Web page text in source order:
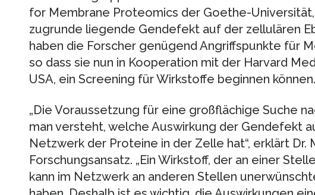
for Membrane Proteomics der Goethe-
zugrunde liegende Gendefekt auf der zellulären
haben die Forscher genügend Angriffspunkte für
so dass sie nun in Kooperation mit der Harvard
USA, ein Screening für Wirkstoffe beginnen können.
„Die Voraussetzung für eine großflächige Suche
man versteht, welche Auswirkung der Gendefekt
Netzwerk der Proteine in der Zelle hat“, erklärt Dr.
Forschungsansatz. „Ein Wirkstoff, der an einer
kann im Netzwerk an anderen Stellen